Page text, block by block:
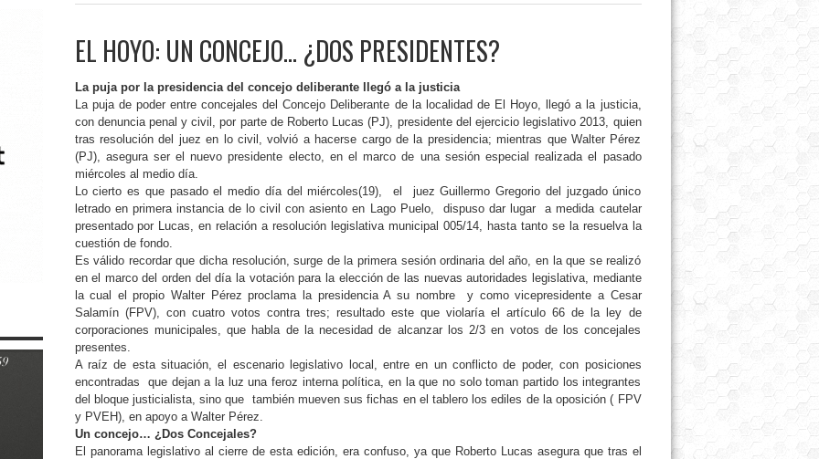
EL HOYO: UN CONCEJO… ¿DOS PRESIDENTES?
La puja por la presidencia del concejo deliberante llegó a la justicia
La puja de poder entre concejales del Concejo Deliberante de la localidad de El Hoyo, llegó a la justicia,
con denuncia penal y civil, por parte de Roberto Lucas (PJ), presidente del ejercicio legislativo 2013, quien
tras resolución del juez en lo civil, volvió a hacerse cargo de la presidencia; mientras que Walter Pérez
(PJ), asegura ser el nuevo presidente electo, en el marco de una sesión especial realizada el pasado
miércoles al medio día.
Lo cierto es que pasado el medio día del miércoles(19), el juez Guillermo Gregorio del juzgado único
letrado en primera instancia de lo civil con asiento en Lago Puelo, dispuso dar lugar a medida cautelar
presentado por Lucas, en relación a resolución legislativa municipal 005/14, hasta tanto se la resuelva la
cuestión de fondo.
Es válido recordar que dicha resolución, surge de la primera sesión ordinaria del año, en la que se realizó
en el marco del orden del día la votación para la elección de las nuevas autoridades legislativa, mediante
la cual el propio Walter Pérez proclama la presidencia A su nombre y como vicepresidente a Cesar
Salamín (FPV), con cuatro votos contra tres; resultado este que violaría el artículo 66 de la ley de
corporaciones municipales, que habla de la necesidad de alcanzar los 2/3 en votos de los concejales
presentes.
A raíz de esta situación, el escenario legislativo local, entre en un conflicto de poder, con posiciones
encontradas que dejan a la luz una feroz interna política, en la que no solo toman partido los integrantes
del bloque justicialista, sino que también mueven sus fichas en el tablero los ediles de la oposición ( FPV
y PVEH), en apoyo a Walter Pérez.
Un concejo… ¿Dos Concejales?
El panorama legislativo al cierre de esta edición, era confuso, ya que Roberto Lucas asegura que tras el